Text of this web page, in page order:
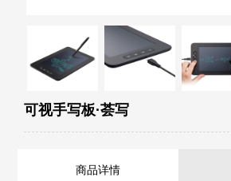
可视手写板·荟写
商品详情